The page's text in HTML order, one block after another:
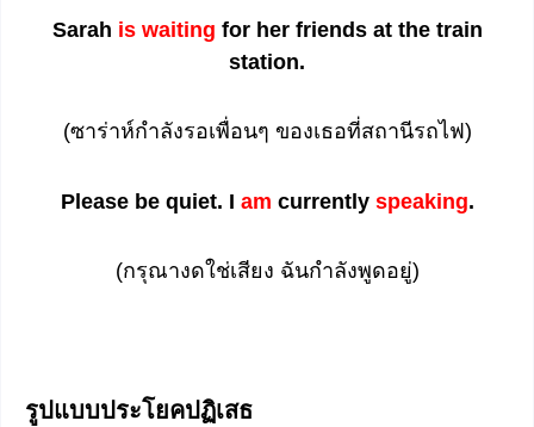
Sarah is waiting for her friends at the train
station.
(ซาร่าห์กำลังรอเพื่อนๆ ของเธอที่สถานีรถไฟ)
Please be quiet. I am currently speaking.
(กรุณางดใช่เสียง ฉันกำลังพูดอยู่)
รูปแบบประโยคปฏิเสธ